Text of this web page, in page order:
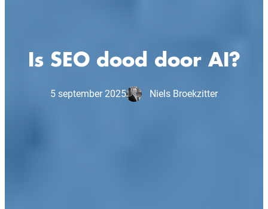
Is SEO dood door AI?
5 september 2025 Niels Broekzitter